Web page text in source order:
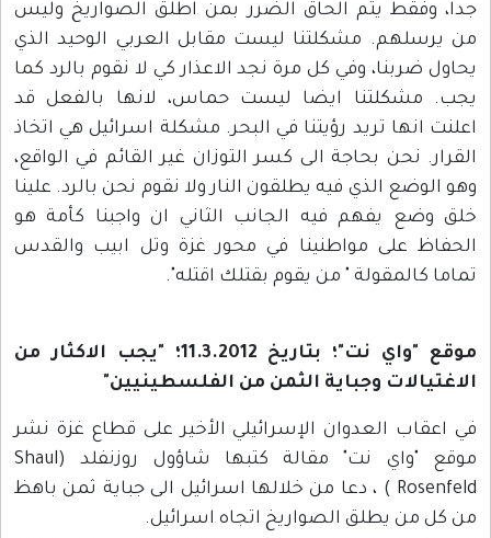
جدا، وفقط يتم الحاق الضرر بمن اطلق الصواريخ وليس
من يرسلهم. مشكلتنا ليست مقابل العربي الوحيد الذي
يحاول ضربنا، وفي كل مرة نجد الاعذار كي لا نقوم بالرد كما
يجب. مشكلتنا ايضا ليست حماس، لانها بالفعل قد
اعلنت انها تريد رؤيتنا في البحر. مشكلة اسرائيل هي اتخاذ
القرار. نحن بحاجة الى كسر التوزان غير القائم في الواقع،
وهو الوضع الذي فيه يطلقون النار ولا نقوم نحن بالرد. علينا
خلق وضع يفهم فيه الجانب الثاني ان واجبنا كأمة هو
الحفاظ على مواطنينا في محور غزة وتل ابيب والقدس
تماما كالمقولة " من يقوم بقتلك اقتله".
موقع "واي نت"؛ بتاريخ 11.3.2012؛ "يجب الاكثار من
الاغتيالات وجباية الثمن من الفلسطينيين"
في اعقاب العدوان الإسرائيلي الأخير على قطاع غزة نشر
موقع "واي نت" مقالة كتبها شاؤول روزنفلد (Shaul
Rosenfeld ) ، دعا من خلالها اسرائيل الى جباية ثمن باهظ
من كل من يطلق الصواريخ اتجاه اسرائيل.